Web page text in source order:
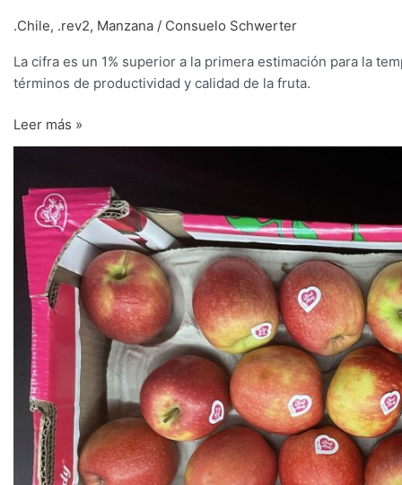
.Chile, .rev2, Manzana / Consuelo Schwerter
La cifra es un 1% superior a la primera estimación para la
términos de productividad y calidad de la fruta.
Leer más »
buscará
conquistar
paladares
de
China